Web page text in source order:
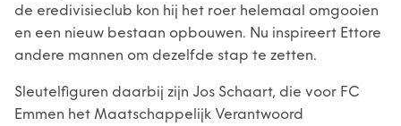
de eredivisieclub kon hij het roer helemaal omgooien
en een nieuw bestaan opbouwen. Nu inspireert Ettore
andere mannen om dezelfde stap te zetten.
Sleutelfiguren daarbij zijn Jos Schaart, die voor FC
Emmen het Maatschappelijk Verantwoord